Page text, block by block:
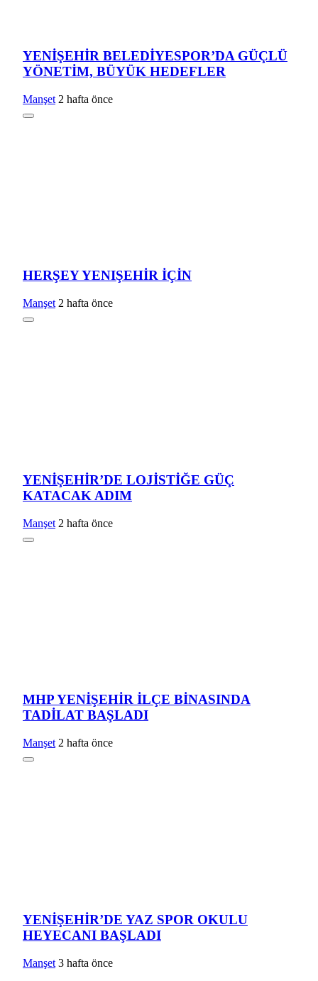
YENİŞEHİR BELEDİYESPOR’DA GÜÇLÜ
YÖNETİM, BÜYÜK HEDEFLER
Manşet 2 hafta önce
HERŞEY YENIŞEHİR İÇİN
Manşet 2 hafta önce
YENİŞEHİR’DE LOJİSTİĞE GÜÇ
KATACAK ADIM
Manşet 2 hafta önce
MHP YENİŞEHİR İLÇE BİNASINDA
TADİLAT BAŞLADI
Manşet 2 hafta önce
YENİŞEHİR’DE YAZ SPOR OKULU
HEYECANI BAŞLADI
Manşet 3 hafta önce